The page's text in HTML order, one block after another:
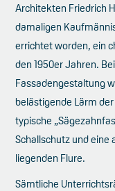
Architekten Friedrich
damaligen
errichtet worden, ein
den 1950er Jahren.
Fassadengestaltung
belästigende Lärm
typische
Schallschutz und eine
liegenden Flure.
Sämtliche